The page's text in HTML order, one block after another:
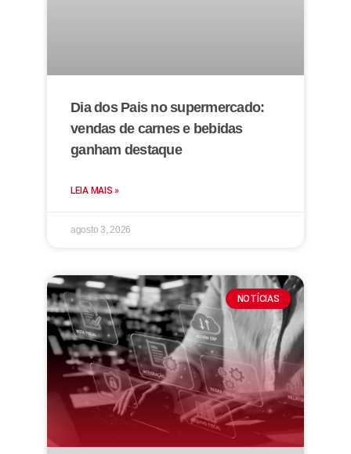
Dia dos Pais no supermercado:
vendas de carnes e bebidas
ganham destaque
LEIA MAIS »
agosto 3, 2026
NOTÍCIAS